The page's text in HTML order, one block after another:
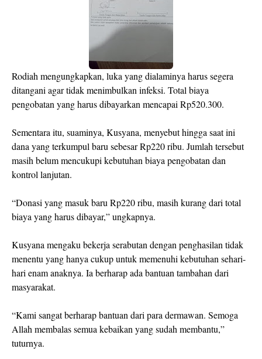
Rodiah mengungkapkan, luka yang dialaminya harus segera
ditangani agar tidak menimbulkan infeksi. Total biaya
pengobatan yang harus dibayarkan mencapai Rp520.300.
Sementara itu, suaminya, Kusyana, menyebut hingga saat ini
dana yang terkumpul baru sebesar Rp220 ribu. Jumlah tersebut
masih belum mencukupi kebutuhan biaya pengobatan dan
kontrol lanjutan.
“Donasi yang masuk baru Rp220 ribu, masih kurang dari total
biaya yang harus dibayar,” ungkapnya.
Kusyana mengaku bekerja serabutan dengan penghasilan tidak
menentu yang hanya cukup untuk memenuhi kebutuhan sehari-
hari enam anaknya. Ia berharap ada bantuan tambahan dari
masyarakat.
“Kami sangat berharap bantuan dari para dermawan. Semoga
Allah membalas semua kebaikan yang sudah membantu,”
tuturnya.